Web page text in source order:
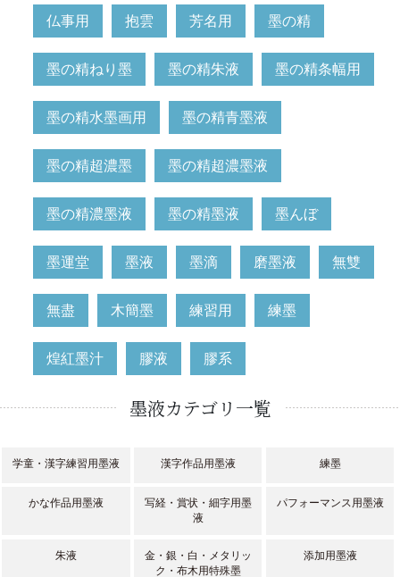
仏事用 抱雲 芳名用 墨の精
墨の精ねり墨 墨の精朱液 墨の精条幅用
墨の精水墨画用 墨の精青墨液
墨の精超濃墨 墨の精超濃墨液
墨の精濃墨液 墨の精墨液 墨んぼ
墨運堂 墨液 墨滴 磨墨液 無雙
無盡 木簡墨 練習用 練墨
煌紅墨汁 膠液 膠系
墨液カテゴリ一覧
学童・漢字練習用墨液 漢字作品用墨液 練墨
かな作品用墨液
写経・賞状・細字用墨
液
パフォーマンス用墨液
朱液
金・銀・白・メタリッ
ク・布木用特殊墨
添加用墨液